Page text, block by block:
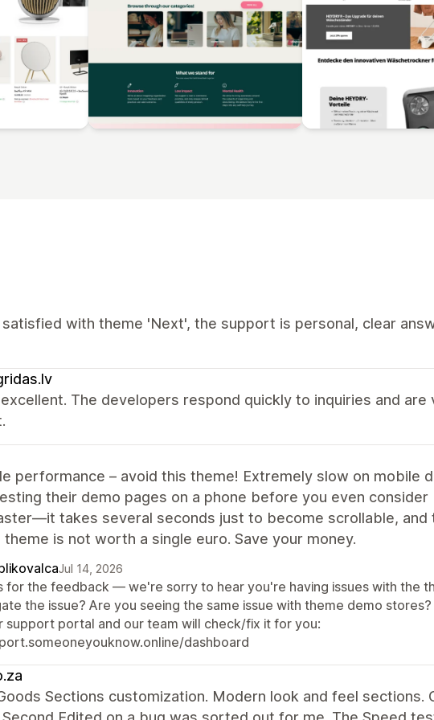
satisfied with theme 'Next', the support is personal, clear
The developers respond quickly to inquiries and are
performance – avoid this theme! Extremely slow on mobile
their demo pages on a phone before you even consider
takes several seconds just to become scrollable, and
is not worth a single euro. Save your money.
Jul 14, 2026
for the feedback — we're sorry to hear you're having issues with the
the issue? Are you seeing the same issue with theme demo
support portal and our team will check/fix it for you:
dashboard
Sections customization. Modern look and feel sections.